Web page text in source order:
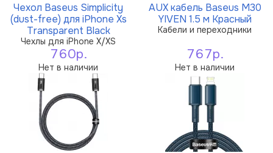
Чехол Baseus Simplicity
(dust-free) для iPhone Xs
Transparent Black
Чехлы для iPhone X/XS
760р.
Нет в наличии
AUX кабель Baseus M30
YIVEN 1.5 м Красный
Кабели и переходники
767р.
Нет в наличии